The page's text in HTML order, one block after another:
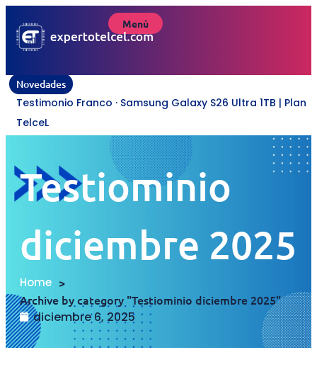
Menú
Novedades
Testimonio Franco · Samsung Galaxy S26 Ultra 1TB | Plan
TelceL
Testiominio
diciembre 2025
Home >
Archive by category "Testiominio diciembre 2025"
diciembre 6, 2025